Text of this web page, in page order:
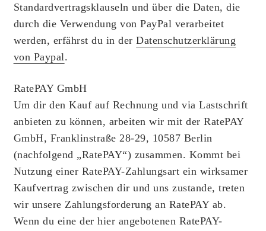
Standardvertragsklauseln und über die Daten, die
durch die Verwendung von PayPal verarbeitet
werden, erfährst du in derDatenschutzerklärung
von Paypal.
RatePAY GmbH
Um dir den Kauf auf Rechnung und via Lastschrift
anbieten zu können, arbeiten wir mit der RatePAY
GmbH, Franklinstraße 28-29, 10587 Berlin
(nachfolgend „RatePAY“) zusammen. Kommt bei
Nutzung einer RatePAY-Zahlungsart ein wirksamer
Kaufvertrag zwischen dir und uns zustande, treten
wir unsere Zahlungsforderung an RatePAY ab.
Wenn du eine der hier angebotenen RatePAY-